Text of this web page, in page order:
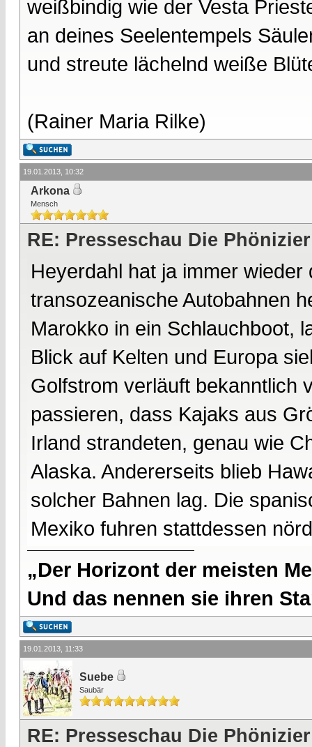
weißbindig wie der Vesta
an deines Seelentempels
und streute lächelnd weiße
(Rainer Maria Rilke)
19.01.2013, 10:32
Arkona
Mensch
RE: Presseschau Die
Heyerdahl hat ja immer
transozeanische Autobahnen
Marokko in ein Schlauchboot,
Blick auf Kelten und Europa
Golfstrom verläuft bekanntlich
passieren, dass Kajaks aus
Irland strandeten, genau wie
Alaska. Andererseits blieb
solcher Bahnen lag. Die
Mexiko fuhren stattdessen
„Der Horizont der meisten
Und das nennen sie ihren
19.01.2013, 11:33
Suebe
Saubär
RE: Presseschau Die